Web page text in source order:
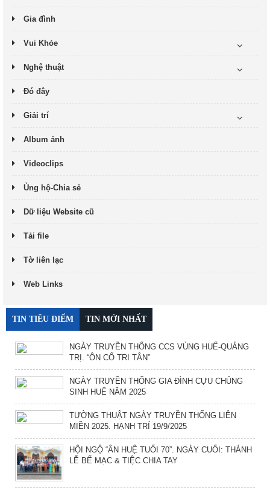
Gia đình
Vui Khỏe
Nghệ thuật
Đó đây
Giải trí
Album ảnh
Videoclips
Ủng hộ-Chia sẻ
Dữ liệu Website cũ
Tải file
Tờ liên lạc
Web Links
TIN TIÊU ĐIỂM TIN MỚI NHẤT
NGÀY TRUYỀN THỐNG CCS VÙNG HUẾ-QUẢNG
TRỊ. “ÔN CỐ TRI TÂN”
NGÀY TRUYỀN THỐNG GIA ĐÌNH CỰU CHỦNG
SINH HUẾ NĂM 2025
TƯỜNG THUẬT NGÀY TRUYỀN THỐNG LIÊN
MIỀN 2025. HẠNH TRÍ 19/9/2025
HỘI NGỘ “ÂN HUỆ TUỔI 70”. NGÀY CUỐI: THÁNH
LỄ BẾ MẠC & TIỆC CHIA TAY